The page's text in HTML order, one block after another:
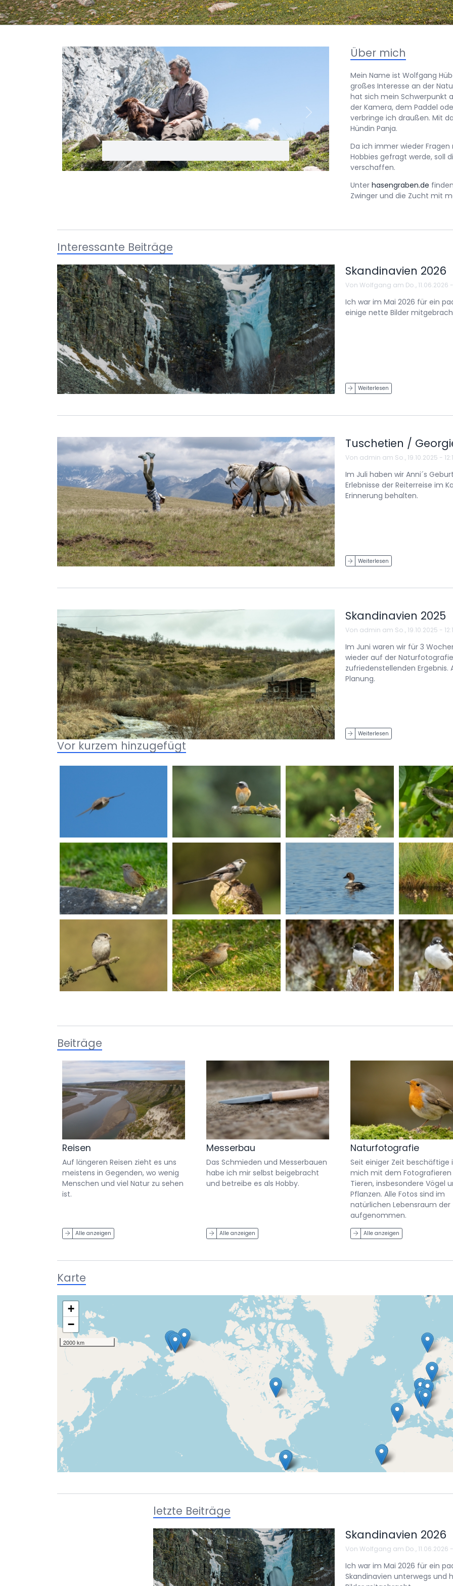
Previous Next
Über mich
Mein Name ist Wolfgang
großes Interesse an der
hat sich mein Schwerpunkt
der Kamera, dem Paddel
verbringe ich draußen. Mit
Hündin Panja.
Da ich immer wieder
Hobbies gefragt werde, soll
verschaffen.
Unter hasengraben.de
Zwinger und die Zucht mit
Interessante Beiträge
Skandinavien 2026
Von Wolfgang am Do., 11.06.2026
Ich war im Mai 2026 für ein
einige nette Bilder
Weiterlesen
Tuschetien /
Von admin am So., 19.10.2025 -
Im Juli haben wir Anni´s
Erlebnisse der Reiterreise im
Erinnerung behalten.
Weiterlesen
Skandinavien 2025
Von admin am So., 19.10.2025 -
Im Juni waren wir für 3
wieder auf der
zufriedenstellenden Ergebnis.
Planung.
Weiterlesen
Vor kurzem hinzugefügt
Beiträge
Reisen
Auf längeren Reisen zieht es uns
meistens in Gegenden, wo wenig
Menschen und viel Natur zu sehen
ist.
Alle anzeigen
Messerbau
Das Schmieden und Messerbauen
habe ich mir selbst beigebracht
und betreibe es als Hobby.
Alle anzeigen
Naturfotografie
Seit einiger Zeit beschäftige
mich mit dem Fotografieren
Tieren, insbesondere Vögel
Pflanzen. Alle Fotos sind im
natürlichen Lebensraum der
aufgenommen.
Alle anzeigen
Karte
+
−
2000 km
letzte Beiträge
Skandinavien 2026
Von Wolfgang am Do., 11.06.2026
Ich war im Mai 2026 für ein
Skandinavien unterwegs und